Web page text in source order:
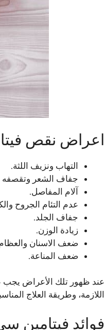
اعراض نقص
التهاب ونزيف اللثة.
جفاف الشعر وتقصفه
آلام المفاصل.
عدم التئام الجروح
جفاف الجلد.
زيادة الوزن.
ضعف الاسنان
ضعف المناعة.
عند ظهور تلك الأعراض يجب
اللازمة، وطريقة العلاج
فوائد فيتامين